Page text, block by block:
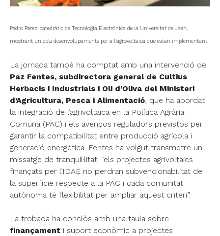
Pedro Pérez, catedràtic de Tecnologia Electrònica de la Universitat de Jaén,
mostrant un dels desenvolupaments per a l’agrovoltaica que estan implementant.
La jornada també ha comptat amb una intervenció de
Paz Fentes, subdirectora general de Cultius
Herbacis i Industrials i Oli d’Oliva del Ministeri
d’Agricultura, Pesca i Alimentació, que ha abordat
la integració de l’agrivoltaica en la Política Agrària
Comuna (PAC) i els avenços reguladors previstos per
garantir la compatibilitat entre producció agrícola i
generació energètica. Fentes ha volgut transmetre un
missatge de tranquil·litat: “els projectes agrivoltaics
finançats per l’IDAE no perdran subvencionabilitat de
la superfície respecte a la PAC i cada comunitat
autònoma té flexibilitat per ampliar aquest criteri”.
La trobada ha conclòs amb una taula sobre
finançament i suport econòmic a projectes